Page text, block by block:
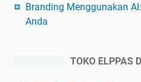
Branding Menggunakan
Anda
TOKO ELPPAS